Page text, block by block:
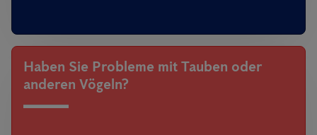
Haben Sie Probleme mit Tauben oder
anderen Vögeln?